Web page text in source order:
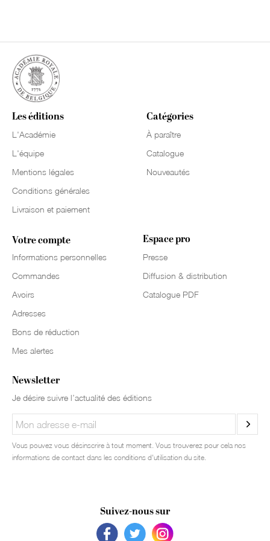
Les éditions
L'Académie
L'équipe
Mentions légales
Conditions générales
Livraison et paiement
Catégories
À paraître
Catalogue
Nouveautés
Votre compte
Informations personnelles
Commandes
Avoirs
Adresses
Bons de réduction
Mes alertes
Espace pro
Presse
Diffusion & distribution
Catalogue PDF
Newsletter
Je désire suivre l’actualité des éditions
Vous pouvez vous désinscrire à tout moment. Vous trouverez pour cela nos
informations de contact dans les conditions d'utilisation du site.
Suivez-nous sur